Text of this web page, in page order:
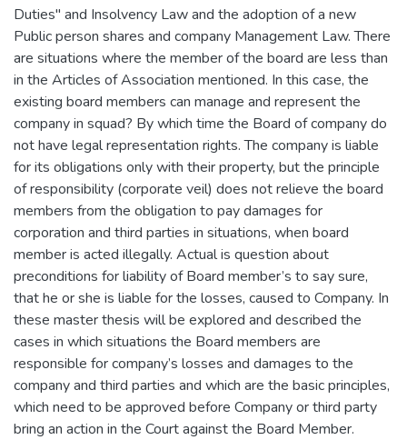
Duties" and Insolvency Law and the adoption of a new
Public person shares and company Management Law. There
are situations where the member of the board are less than
in the Articles of Association mentioned. In this case, the
existing board members can manage and represent the
company in squad? By which time the Board of company do
not have legal representation rights. The company is liable
for its obligations only with their property, but the principle
of responsibility (corporate veil) does not relieve the board
members from the obligation to pay damages for
corporation and third parties in situations, when board
member is acted illegally. Actual is question about
preconditions for liability of Board member’s to say sure,
that he or she is liable for the losses, caused to Company. In
these master thesis will be explored and described the
cases in which situations the Board members are
responsible for company’s losses and damages to the
company and third parties and which are the basic principles,
which need to be approved before Company or third party
bring an action in the Court against the Board Member.